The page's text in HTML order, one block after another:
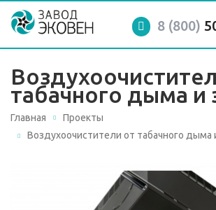
8 (800)
табачного дыма и
Главная
Проекты
Воздухоочистители от табачного дыма